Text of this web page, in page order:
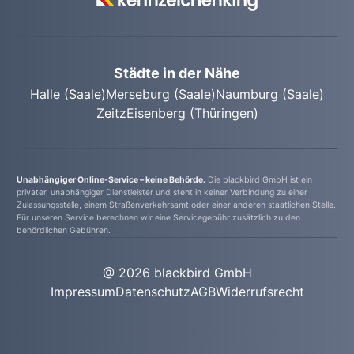
Abmeldung ohne Termin durchführen zu
Städte in der Nähe
Halle (Saale)Merseburg (Saale)Naumburg (Saale)
ZeitzEisenberg (Thüringen)
Unabhängiger Online-Service – keine Behörde. Die blackbird GmbH ist ein
privater, unabhängiger Dienstleister und steht in keiner Verbindung zu einer
Zulassungsstelle, einem Straßenverkehrsamt oder einer anderen staatlichen Stelle.
Für unseren Service berechnen wir eine Servicegebühr zusätzlich zu den
behördlichen Gebühren.
@ 2026 blackbird GmbH
ImpressumDatenschutzAGBWiderrufsrecht